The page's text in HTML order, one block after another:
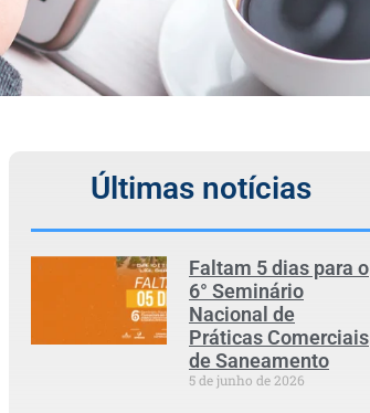
Últimas notícias
Faltam 5 dias para o
6° Seminário
Nacional de
Práticas Comerciais
de Saneamento
5 de junho de 2026